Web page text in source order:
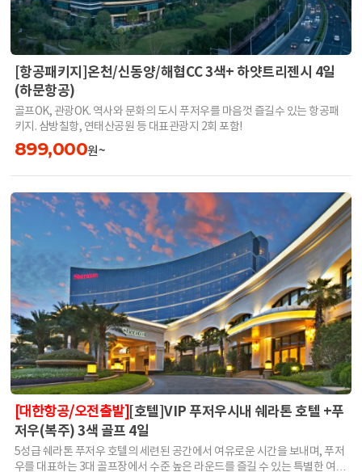
[항공패키지]온천/신동양/해협CC 3색+ 하얏트리젠시 4일
(하문항공)
골프OK, 관광OK. 역사와 문화의 도시 푸저우를 마음껏 즐길수 있는 항공패
키지. 삼방칠항, 연태산공원 등 대표관광지 2회 포함!
899,000원~
[대한항공/오전출발] [호텔]VIP 푸저우시내 쉐라톤 호텔 +푸
저우(복주) 3색 골프 4일
5성급 쉐라톤 푸저우 호텔의 세련된 공간에서 여유로운 시간을 보내며, 푸저
우를 대표하는 3대 골프장에서 수준 높은 라운드를 즐길 수 있는 특별한 여정